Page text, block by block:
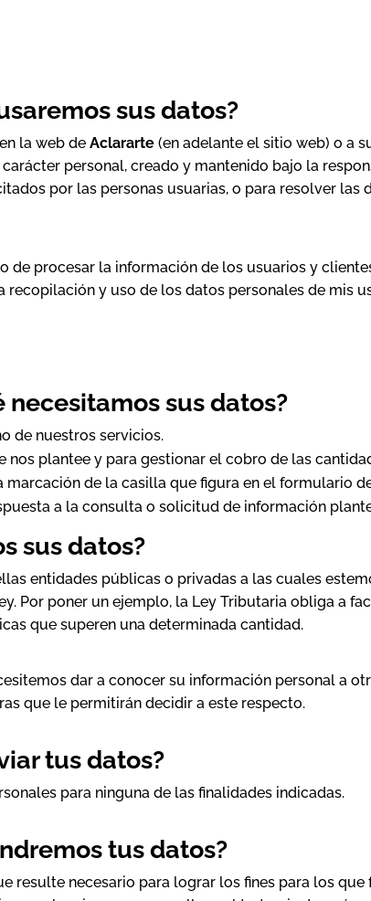
sus datos?
la web deAclararte(en adelante el sitio web) o a
personal, creado y mantenido bajo la
por las personas usuarias, o para resolver las
de procesar la información de los usuarios y
y uso de los datos personales de mis
sus datos?
de nuestros servicios.
plantee y para gestionar el cobro de las
marcación de la casilla que figura en el formulario
a la consulta o solicitud de información
sus datos?
entidades públicas o privadas a las cuales
Por poner un ejemplo, la Ley Tributaria obliga a
que superen una determinada cantidad.
dar a conocer su información personal a
que le permitirán decidir a este respecto.
tus datos?
para ninguna de las finalidades indicadas.
tus datos?
resulte necesario para lograr los fines para los que